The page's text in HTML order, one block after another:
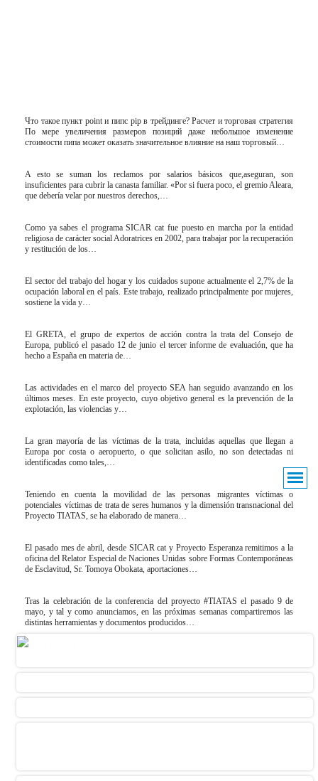
Что такое пункт point и пипс pip в трейдинге? Расчет и торговая стратегия
По мере увеличения размеров позиций даже небольшое изменение
стоимости пипа может оказать значительное влияние на наш торговый…
A esto se suman los reclamos por salarios básicos que,aseguran, son
insuficientes para cubrir la canasta familiar. «Por si fuera poco, el gremio Aleara,
que debería velar por nuestros derechos,…
Como ya sabes el programa SICAR cat fue puesto en marcha por la entidad
religiosa de carácter social Adoratrices en 2002, para trabajar por la recuperación
y restitución de los…
El sector del trabajo del hogar y los cuidados supone actualmente el 2,7% de la
ocupación laboral en el país. Este trabajo, realizado principalmente por mujeres,
sostiene la vida y…
El GRETA, el grupo de expertos de acción contra la trata del Consejo de
Europa, publicó el pasado 12 de junio el tercer informe de evaluación, que ha
hecho a España en materia de…
Las actividades en el marco del proyecto SEA han seguido avanzando en los
últimos meses. En este proyecto, cuyo objetivo general es la prevención de la
explotación, las violencias y…
La gran mayoría de las víctimas de la trata, incluidas aquellas que llegan a
Europa por costa o aeropuerto, o que solicitan asilo, no son detectadas ni
identificadas como tales,…
Teniendo en cuenta la movilidad de las personas migrantes víctimas o
potenciales víctimas de trata de seres humanos y la dimensión transnacional del
Proyecto TIATAS, se ha elaborado de manera…
El pasado mes de abril, desde SICAR cat y Proyecto Esperanza remitimos a la
oficina del Relator Especial de Naciones Unidas sobre Formas Contemporáneas
de Esclavitud, Sr. Tomoya Obokata, aportaciones…
Tras la celebración de la conferencia del proyecto #TIATAS el pasado 9 de
mayo, y tal y como anunciamos, en las próximas semanas compartiremos las
distintas herramientas y documentos producidos…